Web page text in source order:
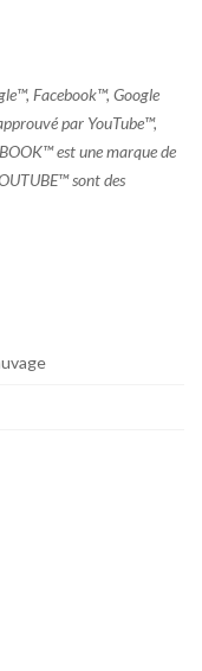
Facebook™, Google
par YouTube™,
est une marque de
sont des